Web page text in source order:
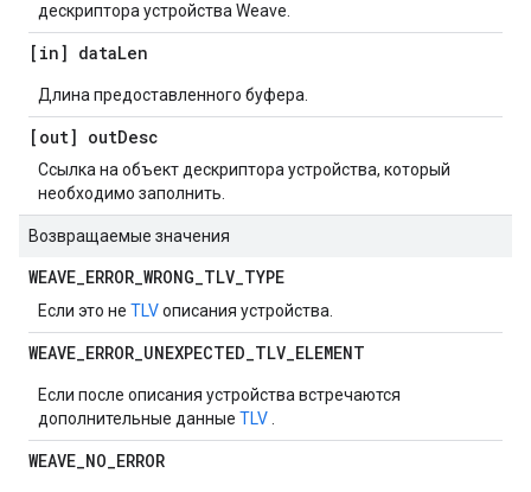
дескриптора устройства Weave.
[in] dataLen
Длина предоставленного буфера.
[out] outDesc
Ссылка на объект дескриптора устройства, который
необходимо заполнить.
Возвращаемые значения
WEAVE_ERROR_WRONG_TLV_TYPE
Если это не TLVописания устройства.
WEAVE_ERROR_UNEXPECTED_TLV_ELEMENT
Если после описания устройства встречаются
дополнительные данные TLV
WEAVE_NO_ERROR